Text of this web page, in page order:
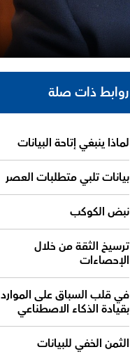
روابط ذات صلة
لماذا ينبغي إتاحة البيانات
بيانات تلبي متطلبات العصر
نبض الكوكب
ترسيخ الثقة من خلال
الإحصاءات
في قلب السباق على الموارد
بقيادة الذكاء الاصطناعي
الثمن الخفي للبيانات